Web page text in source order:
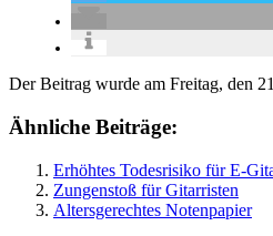
Der Beitrag wurde am Freitag, den
Ähnliche Beiträge:
Erhöhtes Todesrisiko für E-
Zungenstoß für Gitarristen
Altersgerechtes Notenpapier